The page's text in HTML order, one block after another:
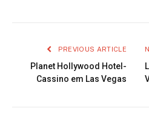
PREVIOUS ARTICLE
Planet Hollywood Hotel-
Cassino em Las Vegas